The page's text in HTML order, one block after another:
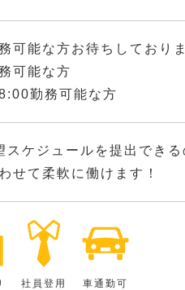
可能な方お待ちしておりま
可能な方
勤務可能な方
スケジュールを提出でき
せて柔軟に働けます！
社員登用 車通勤可